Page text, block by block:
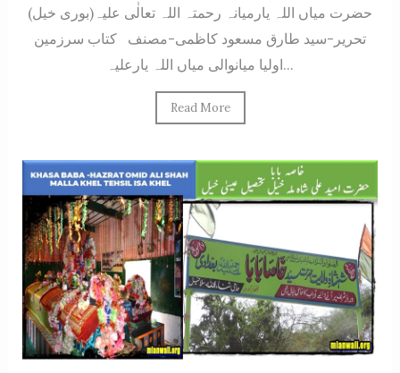
حضرت میاں اللہ یارمیانہ رحمتہ اللہ تعالٰی علیہ(بوری خیل)
تحریر-سید طارق مسعود کاظمی-مصنف کتاب سرزمین
اولیا میانوالی میاں اللہ یارعلیہ...
Read More